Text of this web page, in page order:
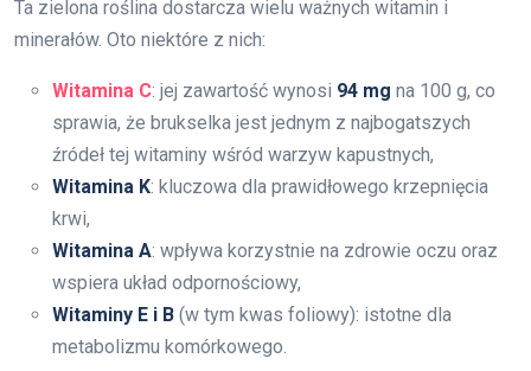
Ta zielona roślina dostarcza wielu ważnych witamin i
minerałów. Oto niektóre z nich:
Witamina C: jej zawartość wynosi 94 mg na 100 g, co
sprawia, że brukselka jest jednym z najbogatszych
źródeł tej witaminy wśród warzyw kapustnych,
Witamina K: kluczowa dla prawidłowego krzepnięcia
krwi,
Witamina A: wpływa korzystnie na zdrowie oczu oraz
wspiera układ odpornościowy,
Witaminy E i B (w tym kwas foliowy): istotne dla
metabolizmu komórkowego.